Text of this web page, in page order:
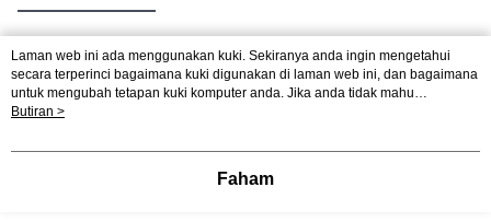
Tag Popular
Laman web ini ada menggunakan kuki. Sekiranya anda ingin mengetahui
secara terperinci bagaimana kuki digunakan di laman web ini, dan bagaimana
untuk mengubah tetapan kuki komputer anda. Jika anda tidak mahu
menggunakan kuki di komputer anda, sila rujuk penerangan mengenai kuki.
mengetahui secara terperinci bagaimana kuki digunakan di laman web ini,
mahu menggunakan kuki di komputer anda, sila rujuk penerangan mengenai
Butiran >
Faham